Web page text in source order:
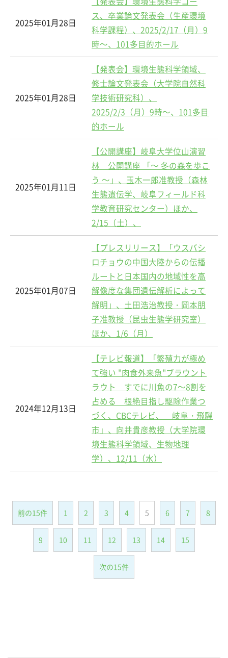
2025年01月28日
ス、卒業論文発表会（生産環境
科学課程）、2025/2/17（月）9
時～、101多目的ホール
2025年01月28日
【発表会】環境生態科学領域、
修士論文発表会（大学院自然科
学技術研究科）、
2025/2/3（月）9時～、101多目
的ホール
2025年01月11日
【公開講座】岐阜大学位山演習
林 公開講座 「～ 冬の森を歩こ
う ～」、玉木一郎准教授（森林
生態遺伝学、岐阜フィールド科
学教育研究センター）ほか、
2/15（土）、
2025年01月07日
【プレスリリース】「ウスバシ
ロチョウの中国大陸からの伝播
ルートと日本国内の地域性を高
解像度な集団遺伝解析によって
解明」、土田浩治教授・岡本朋
子准教授（昆虫生態学研究室）
ほか、1/6（月）
2024年12月13日
【テレビ報道】「繁殖力が極め
て強い "肉食外来魚"ブラウント
ラウト すでに川魚の7～8割を
占める 根絶目指し駆除作業つ
づく、CBCテレビ、 岐阜・飛騨
市」、向井貴彦教授（大学院環
境生態科学領域、生物地理
学）、12/11（水）
前の15件 1 2 3 4 5 6 7 8
9 10 11 12 13 14 15
次の15件